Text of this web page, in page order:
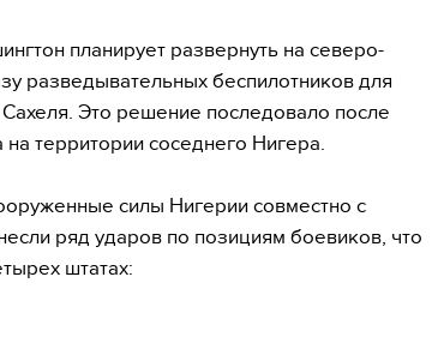
планирует развернуть на северо-
разведывательных беспилотников для
Это решение последовало после
территории соседнего Нигера.
силы Нигерии совместно с
ряд ударов по позициям боевиков, что
штатах: